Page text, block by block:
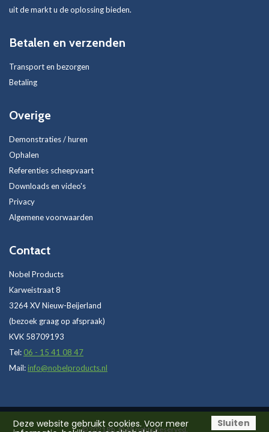
uit de markt u de oplossing bieden.
Betalen en verzenden
Transport en bezorgen
Betaling
Overige
Demonstraties / huren
Ophalen
Referenties scheepvaart
Downloads en video's
Privacy
Algemene voorwaarden
Contact
Nobel Products
Karweistraat 8
3264 XV Nieuw-Beijerland
(bezoek graag op afspraak)
KVK 58709193
Tel: 06 - 15 41 08 47
Mail: info@nobelproducts.nl
© 2021Rh.© All rights Reserved.
Deze website gebruikt cookies. Voor meer
Sluiten